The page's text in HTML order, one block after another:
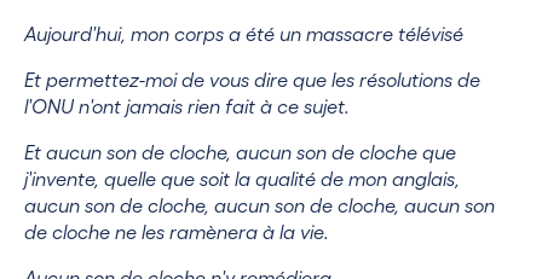
Aujourd'hui, mon corps a été un massacre télévisé
Et permettez-moi de vous dire que les résolutions de
l'ONU n'ont jamais rien fait à ce sujet.
Et aucun son de cloche, aucun son de cloche que
j'invente, quelle que soit la qualité de mon anglais,
aucun son de cloche, aucun son de cloche, aucun son
de cloche ne les ramènera à la vie.